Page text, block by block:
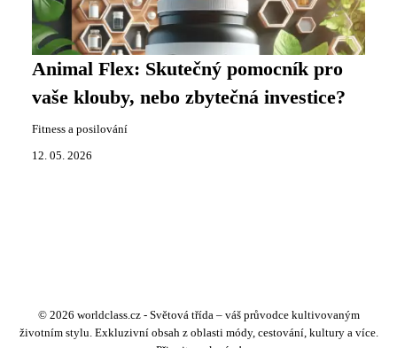
Animal Flex: Skutečný pomocník pro
vaše klouby, nebo zbytečná investice?
Fitness a posilování
12. 05. 2026
© 2026 worldclass.cz - Světová třída – váš průvodce kultivovaným
životním stylu. Exkluzivní obsah z oblasti módy, cestování, kultury a více.